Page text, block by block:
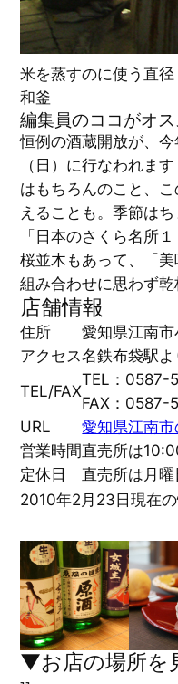
米を蒸すのに使う直
和釜
編集員のココがオス
恒例の酒蔵開放が、
（日）に行なわれま
はもちろんのこと、
えることも。季節は
「日本のさくら名所
桜並木もあって、「
組み合わせに思わず乾
店舗情報
住所
愛知県江南
アクセス名鉄布袋駅
TEL/FAX
TEL：0587-
FAX：0587-
URL
愛知県江南市
営業時間直売所は
定休日
直売所は月曜
2010年2月23日現在の
▼お店の場所を